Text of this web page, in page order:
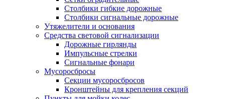
Столбики гибкие дорожные
Столбики сигнальные дорожные
Утяжелители и основания
Средства световой сигнализации
Дорожные гирлянды
Импульсные стрелки
Сигнальные фонари
Мусоросбросы
Секции мусоросбросов
Кронштейны для крепления секций